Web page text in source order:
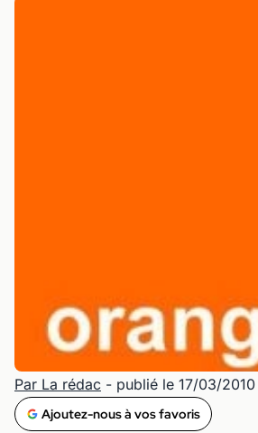
Par La rédac - publié le 17/03/
Ajoutez-nous à vos favoris